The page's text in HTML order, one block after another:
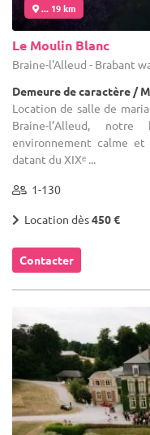
... 19 km
Le Moulin Blanc
Braine-l'Alleud - Brabant
Demeure de caractère /
Location de salle de
Braine-l’Alleud,
environnement calme et
datant du XIXᵉ ...
1-130
Location dès450 €
Contacter